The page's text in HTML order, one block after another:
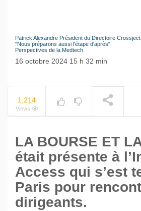
NOW PLAYING
Le
Patrick Alexandre Président du Directoire Crossject
"Nous préparons aussi l'étape d'après".
Perspectives de la Medtech
16 octobre 2024 15 h 32 min
1,214
Views
LA BOURSE ET
était présente à
Access qui s’est
Paris pour
dirigeants.